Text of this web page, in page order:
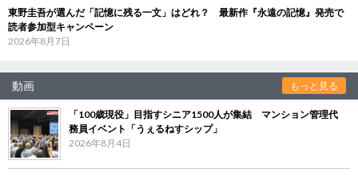
東野圭吾が選んだ「記憶に残る一文」はどれ？ 最新作『永遠の記憶』発売で
読者参加型キャンペーン
2026年8月7日
動画 もっと見る
「100歳現役」目指すシニア1500人が集結 マンション管理代
務員イベント「うぇるねすシップ」
2026年8月4日